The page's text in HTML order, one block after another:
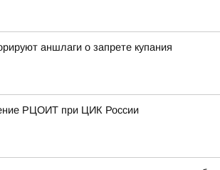
аншлаги о запрете купания
РЦОИТ при ЦИК России